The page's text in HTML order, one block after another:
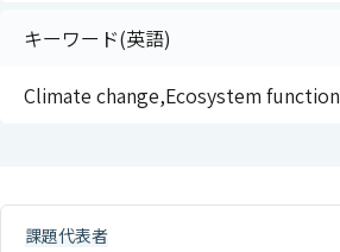
キーワード(英語)
Climate change,Ecosystem function
課題代表者